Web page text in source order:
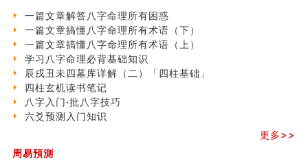
一篇文章解答八字命理所有困惑
一篇文章搞懂八字命理所有术语（下）
一篇文章搞懂八字命理所有术语（上）
学习八字命理必背基础知识
辰戌丑未四墓库详解（二）「四柱基础」
四柱玄机读书笔记
八字入门·批八字技巧
六爻预测入门知识
更多>>
周易預測